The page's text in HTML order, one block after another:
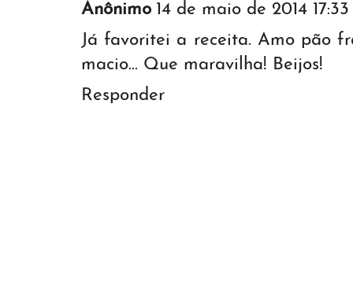
Anônimo 14 de maio de 2014 17:33
Já favoritei a receita. Amo pão
macio... Que maravilha! Beijos!
Responder